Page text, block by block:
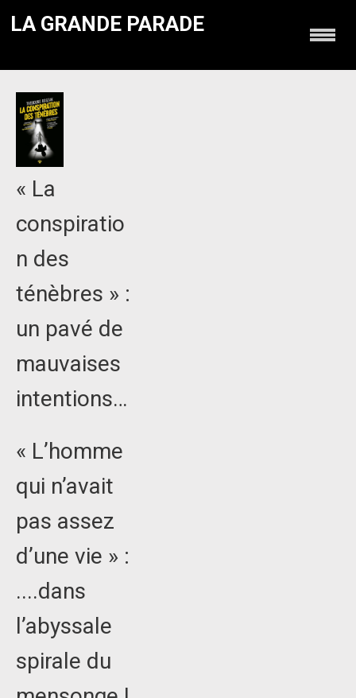
LA GRANDE PARADE
« La
conspiratio
n des
ténèbres » :
un pavé de
mauvaises
intentions…
« L’homme
qui n’avait
pas assez
d’une vie » :
....dans
l’abyssale
spirale du